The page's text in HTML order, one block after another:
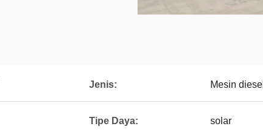
Jenis: Mesin diesel
Tipe Daya: solar